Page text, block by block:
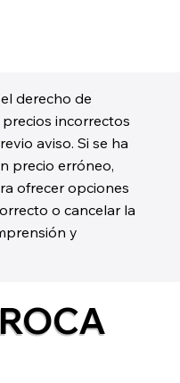
derecho de
incorrectos
aviso. Si se ha
precio erróneo,
ofrecer opciones
o cancelar la
y